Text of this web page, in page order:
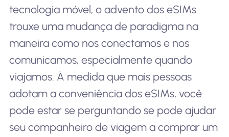
tecnologia móvel, o advento dos eSIMs
trouxe uma mudança de paradigma na
maneira como nos conectamos e nos
comunicamos, especialmente quando
viajamos. À medida que mais pessoas
adotam a conveniência dos eSIMs, você
pode estar se perguntando se pode ajudar
seu companheiro de viagem a comprar um